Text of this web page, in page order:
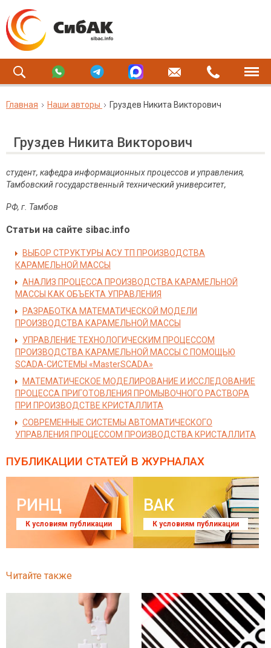
Главная Наши авторы Груздев Никита Викторович
Груздев Никита Викторович
студент, кафедра информационных процессов и управления,
Тамбовский государственный технический университет,
РФ, г. Тамбов
Статьи на сайте sibac.info
ВЫБОР СТРУКТУРЫ АСУ ТП ПРОИЗВОДСТВА
КАРАМЕЛЬНОЙ МАССЫ
АНАЛИЗ ПРОЦЕССА ПРОИЗВОДСТВА КАРАМЕЛЬНОЙ
МАССЫ КАК ОБЪЕКТА УПРАВЛЕНИЯ
РАЗРАБОТКА МАТЕМАТИЧЕСКОЙ МОДЕЛИ
ПРОИЗВОДСТВА КАРАМЕЛЬНОЙ МАССЫ
УПРАВЛЕНИЕ ТЕХНОЛОГИЧЕСКИМ ПРОЦЕССОМ
ПРОИЗВОДСТВА КАРАМЕЛЬНОЙ МАССЫ С ПОМОЩЬЮ
SCADA-СИСТЕМЫ «MasterSCADA»
МАТЕМАТИЧЕСКОЕ МОДЕЛИРОВАНИЕ И ИССЛЕДОВАНИЕ
ПРОЦЕССА ПРИГОТОВЛЕНИЯ ПРОМЫВОЧНОГО РАСТВОРА
ПРИ ПРОИЗВОДСТВЕ КРИСТАЛЛИТА
СОВРЕМЕННЫЕ СИСТЕМЫ АВТОМАТИЧЕСКОГО
УПРАВЛЕНИЯ ПРОЦЕССОМ ПРОИЗВОДСТВА КРИСТАЛЛИТА
ПУБЛИКАЦИИ СТАТЕЙ В ЖУРНАЛАХ
РИНЦ
К условиям публикации
ВАК
К условиям публикации
Читайте также